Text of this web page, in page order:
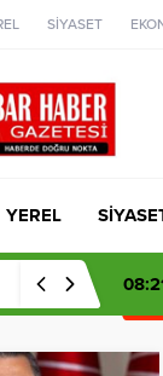
SİYASET
YEREL